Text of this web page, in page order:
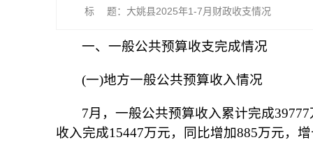
标 题：大姚县2025年1-7月财政收支情况
一、一般公共预算收支完成情况
(一)地方一般公共预算收入情况
7月，一般公共预算收入累计完成
收入完成15447万元，同比增加885万元，